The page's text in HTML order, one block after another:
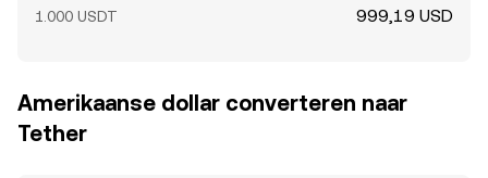
1.000 USDT 999,19 USD
Amerikaanse dollar converteren naar
Tether